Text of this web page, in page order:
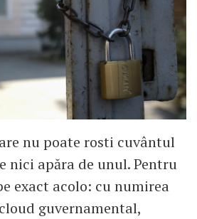
nu poate rosti cuvântul
nici apăra de unul. Pentru
exact acolo: cu numirea
guvernamental,